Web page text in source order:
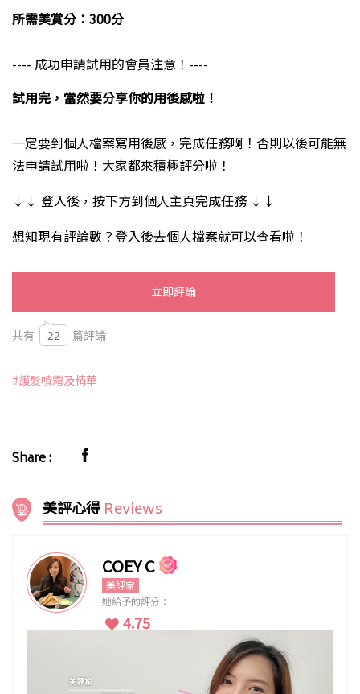
所需美賞分：300分
---- 成功申請試用的會員注意！----
試用完，當然要分享你的用後感啦！
一定要到個人檔案寫用後感，完成任務啊！否則以後可能無
法申請試用啦！大家都來積極評分啦！
↓↓ 登入後，按下方到個人主頁完成任務 ↓↓
想知現有評論數？登入後去個人檔案就可以查看啦！
立即評論
共有 22 篇評論
#護髮噴霧及精華
Share :
美評心得 Reviews
COEY C
美評家
她給予的評分：
4.75